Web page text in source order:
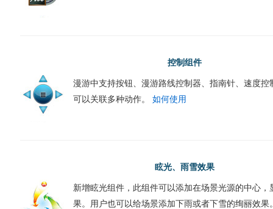
控制组件
漫游中支持按钮、漫游路线控制器、指南针、速度控
可以关联多种动作。 如何使用
眩光、雨雪效果
新增眩光组件，此组件可以添加在场景光源的中心，
果。用户也可以给场景添加下雨或者下雪的绚丽效